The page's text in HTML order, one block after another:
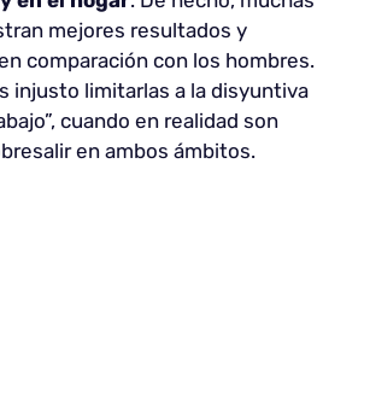
mejores resultados y
comparación con los hombres.
injusto limitarlas a la disyuntiva
cuando en realidad son
en ambos ámbitos.